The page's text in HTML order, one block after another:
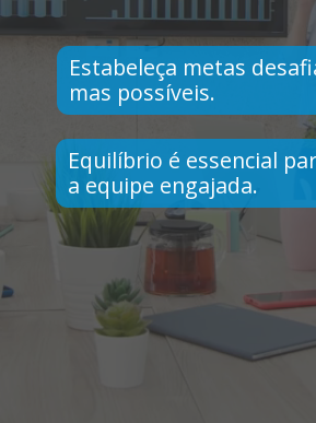
Estabeleça metas
mas possíveis.
Equilíbrio é essencial
a equipe engajada.